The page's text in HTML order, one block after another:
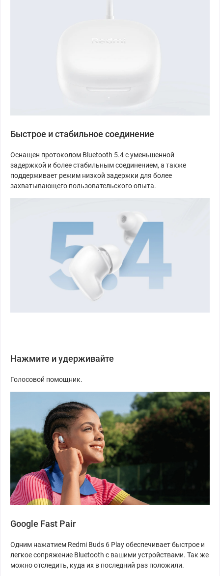
Быстрое и стабильное соединение
Оснащен протоколом Bluetooth 5.4 с уменьшенной
задержкой и более стабильным соединением, а также
поддерживает режим низкой задержки для более
захватывающего пользовательского опыта.
Нажмите и удерживайте
Голосовой помощник.
Google Fast Pair
Одним нажатием Redmi Buds 6 Play обеспечивает быстрое и
легкое сопряжение Bluetooth с вашими устройствами. Так же
можно отследить, куда их в последний раз положили.